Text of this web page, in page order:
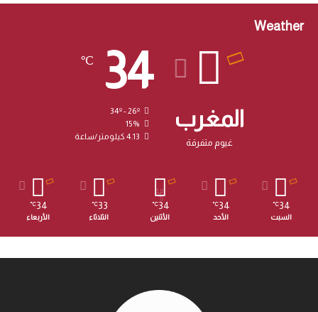
Weather
المغرب
غيوم متفرقة
34
℃
34º - 26º
15%
4.13 كيلومتر/ساعة
34
℃
السبت
34
℃
الأحد
34
℃
الأثنين
33
℃
الثلاثاء
34
℃
الأربعاء